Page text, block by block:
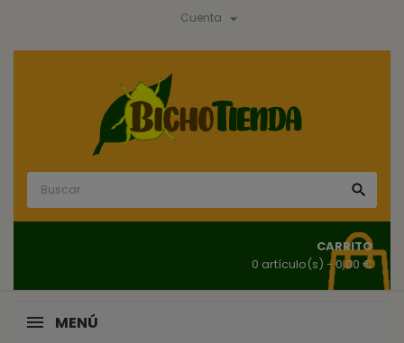
Cuenta 

CARRITO
0 artículo(s) - 0,00 €
MENÚ